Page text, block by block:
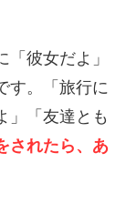
彼女だよ」
す。「旅行に
」「友達とも
されたら、あ